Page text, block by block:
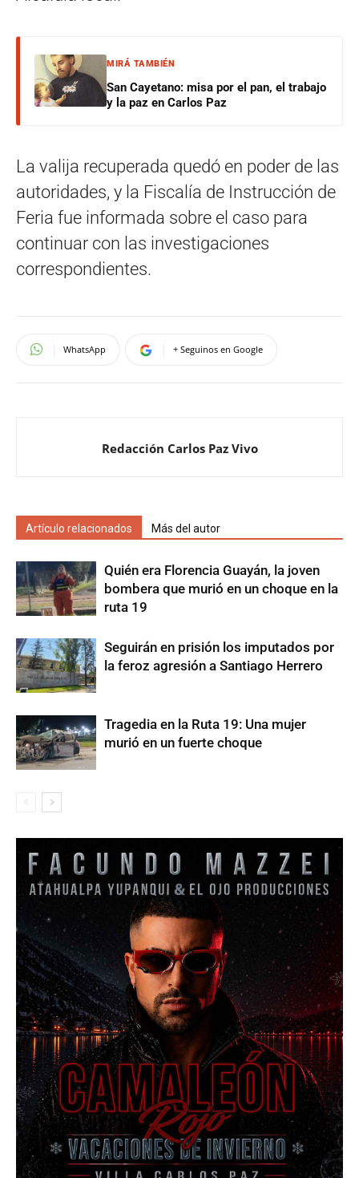
MIRÁ TAMBIÉN
San Cayetano: misa por el pan, el trabajo
y la paz en Carlos Paz
La valija recuperada quedó en poder de las
autoridades, y la Fiscalía de Instrucción de
Feria fue informada sobre el caso para
continuar con las investigaciones
correspondientes.
WhatsApp + Seguinos en Google
Redacción Carlos Paz Vivo
Artículo relacionados Más del autor
Quién era Florencia Guayán, la joven
bombera que murió en un choque en la
ruta 19
Seguirán en prisión los imputados por
la feroz agresión a Santiago Herrero
Tragedia en la Ruta 19: Una mujer
murió en un fuerte choque